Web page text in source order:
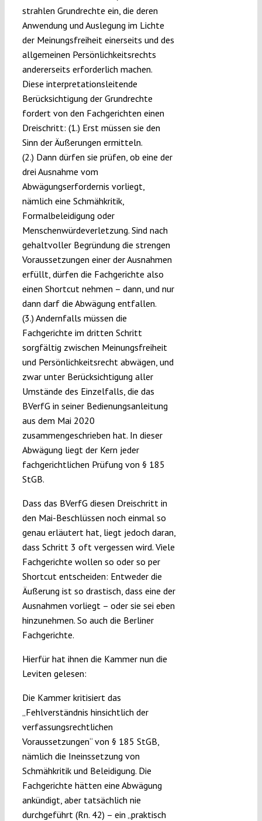
strahlen Grundrechte ein, die deren
Anwendung und Auslegung im Lichte
der Meinungsfreiheit einerseits und des
allgemeinen Persönlichkeitsrechts
andererseits erforderlich machen.
Diese interpretationsleitende
Berücksichtigung der Grundrechte
fordert von den Fachgerichten einen
Dreischritt: (1.) Erst müssen sie den
Sinn der Äußerungen ermitteln.
(2.) Dann dürfen sie prüfen, ob eine der
drei Ausnahme vom
Abwägungserfordernis vorliegt,
nämlich eine Schmähkritik,
Formalbeleidigung oder
Menschenwürdeverletzung. Sind nach
gehaltvoller Begründung die strengen
Voraussetzungen einer der Ausnahmen
erfüllt, dürfen die Fachgerichte also
einen Shortcut nehmen – dann, und nur
dann darf die Abwägung entfallen.
(3.) Andernfalls müssen die
Fachgerichte im dritten Schritt
sorgfältig zwischen Meinungsfreiheit
und Persönlichkeitsrecht abwägen, und
zwar unter Berücksichtigung aller
Umstände des Einzelfalls, die das
BVerfG in seiner Bedienungsanleitung
aus dem Mai 2020
zusammengeschrieben hat. In dieser
Abwägung liegt der Kern jeder
fachgerichtlichen Prüfung von § 185
StGB.
Dass das BVerfG diesen Dreischritt in
den Mai-Beschlüssen noch einmal so
genau erläutert hat, liegt jedoch daran,
dass Schritt 3 oft vergessen wird. Viele
Fachgerichte wollen so oder so per
Shortcut entscheiden: Entweder die
Äußerung ist so drastisch, dass eine der
Ausnahmen vorliegt – oder sie sei eben
hinzunehmen. So auch die Berliner
Fachgerichte.
Hierfür hat ihnen die Kammer nun die
Leviten gelesen:
Die Kammer kritisiert das
„Fehlverständnis hinsichtlich der
verfassungsrechtlichen
Voraussetzungen“ von § 185 StGB,
nämlich die Ineinssetzung von
Schmähkritik und Beleidigung. Die
Fachgerichte hätten eine Abwägung
ankündigt, aber tatsächlich nie
durchgeführt (Rn. 42) – ein „praktisch